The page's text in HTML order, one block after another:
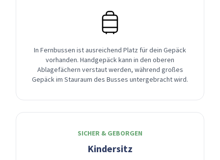
In Fernbussen ist ausreichend Platz für dein Gepäck
vorhanden. Handgepäck kann in den oberen
Ablagefächern verstaut werden, während großes
Gepäck im Stauraum des Busses untergebracht wird.
SICHER & GEBORGEN
Kindersitz